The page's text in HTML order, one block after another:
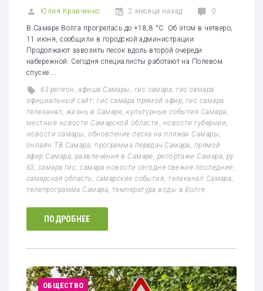
Юлия Кравченко 2 месяца назад 0
В Самаре Волга прогрелась до +18,8 °C. Об этом в четверо,
11 июня, сообщили в городской администрации.
Продолжают завозить песок вдоль второй очереди
набережной. Сегодня специалисты работают на Полевом
спуске.…
63 регион ,афиша Самары , гис самара,гис самара
официальный сайт,гис самара прямой эфир, гис самара
телеканал, жизнь в Самаре,культурные события Самара,
местные новости Самарской области , новости губернии,
новости самары,обновление песка на пляжах Самары,
онлайн ТВ Самара,программа передач Самара, прямой
эфир Самара, развлечения в Самаре, репортажи Самара, ру
63, самара гис,самара новости сегодня свежие последние,
самарская область, самарские события,телеканал Самара,
телепрограмма Самара, температура воды в Волге
ПОДРОБНЕЕ
ОБЩЕСТВО